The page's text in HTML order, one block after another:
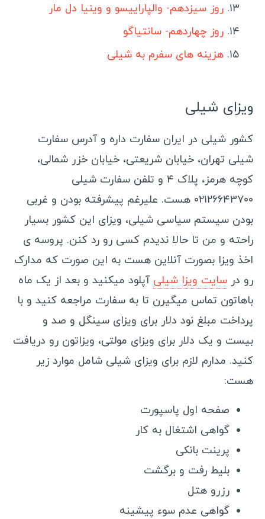
پرو
ونزوئلا
بولیوی
نیکاراگوئه
هندوراس
السالوادور
جمهوری دومینیکن
هائیتی
گواتمالا
بلیز
آرژانتین
شیلی
سفرنامه آسیا و اقیانوسیه
چین
ژاپن
ویتنام
بنگلادش
میانمار
استرالیا
لبنان
نیوزلند
روز سیزدهم- والپاراییسو و وینیا دل مار
روز چهاردهم- سانتیاگو
هزینه های سفرم به شیلی
ویزای شیلی
کشور شیلی در ایران سفارت داره و آدرس سفارت
شیلی تهران، خیابان شریعتی، خیابان خزر شمالی،
کوچه هرمز، پلاک ۴ و تلفن سفارت شیلی
۰۲۱۲۶۶۴۳۷۰۰ هست. علیرغم پیشرفته بودن و غربی
بودن سیستم سیاسی شیلی، ویزای این کشور بسیار
راحته و من تا حالا ندیدم کسی رو رد کنن. پروسه ی
اخذ ویزا بصورت آنلاین هست به این صورت که مدارک
رو در سایت ویزا شیلی آپلود میکنید و بعد از یک ماه
باهاتون تماس میگیرن تا به سفارت مراجعه کنید و با
پرداخت مبلغ نود دلار برای ویزای سینگل و صد و
بیست و یک دلار برای ویزای مولتی، ویزاتون رو دریافت
کنید. مدارم لازم برای ویزای شیلی شامل موارد زیر
هست:
صفحه اول پاسپورت
گواهی اشتغال به کار
پرینت بانکی
بلیط رفت و برگشت
رزرو هتل
گواهی عدم سوء پیشینه
San Pedro de Atacama